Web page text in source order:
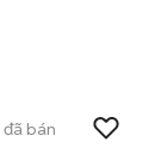
đã bán